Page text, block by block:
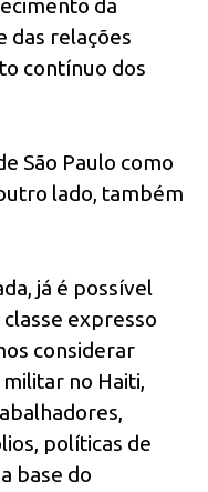
da
das relações
contínuo dos
São Paulo como
lado, também
já é possível
expresso
considerar
no Haiti,
políticas de
base do